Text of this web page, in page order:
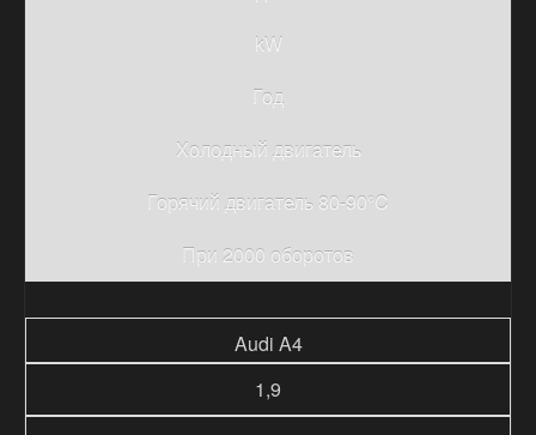
kW
Год
Холодный двигатель
Горячий двигатель 80-90°C
При 2000 оборотов
Audi A4
1,9